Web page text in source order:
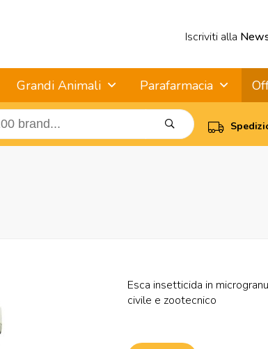
Iscriviti alla
Grandi Animali Parafarmacia
Esca insetticida in
civile e zootecnico